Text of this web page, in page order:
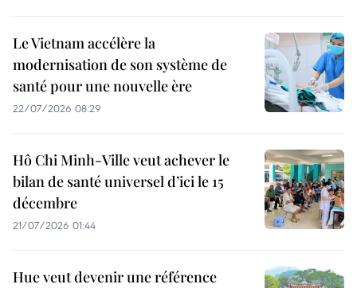
Le Vietnam accélère la
modernisation de son système de
santé pour une nouvelle ère
22/07/2026 08:29
Hô Chi Minh-Ville veut achever le
bilan de santé universel d’ici le 15
décembre
21/07/2026 01:44
Hue veut devenir une référence